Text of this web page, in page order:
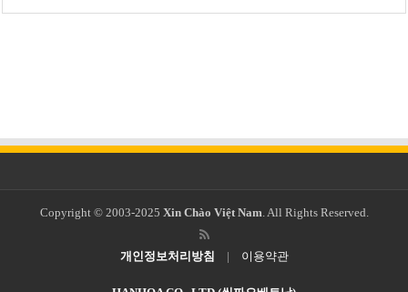
Copyright © 2003-2025 Xin Chào Việt Nam . All Rights Reserved.
개인정보처리방침 | 이용약관